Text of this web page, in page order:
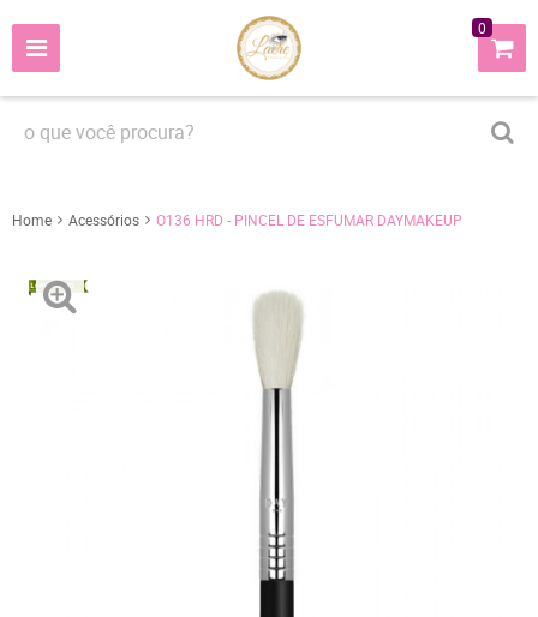
0
Home Acessórios O136 HRD - PINCEL DE ESFUMAR DAYMAKEUP